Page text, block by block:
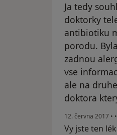
Ja tedy
doktorky
antibiotiku
porodu.
zadnou
vse
ale na
doktora
12. června 2017 • •
Vy jste ten